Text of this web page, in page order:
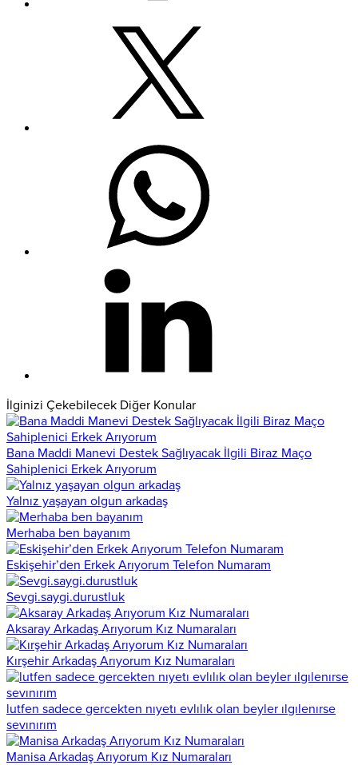
İlginizi Çekebilecek Diğer Konular
Bana Maddi Manevi Destek Sağlıyacak İlgili Biraz Maço
Sahiplenici Erkek Arıyorum
Yalnız yaşayan olgun arkadaş
Merhaba ben bayanım
Eskişehir’den Erkek Arıyorum Telefon Numaram
Sevgi.saygi.durustluk
Aksaray Arkadaş Arıyorum Kız Numaraları
Kırşehir Arkadaş Arıyorum Kız Numaraları
lutfen sadece gercekten nıyetı evlılık olan beyler ılgılenırse
sevınırım
Manisa Arkadaş Arıyorum Kız Numaraları